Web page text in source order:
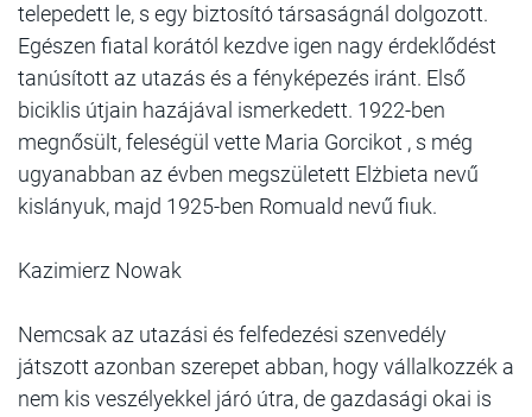
telepedett le, s egy biztosító társaságnál dolgozott.
Egészen fiatal korától kezdve igen nagy érdeklődést
tanúsított az utazás és a fényképezés iránt. Első
biciklis útjain hazájával ismerkedett. 1922-ben
megnősült, feleségül vette Maria Gorcikot , s még
ugyanabban az évben megszületett Elżbieta nevű
kislányuk, majd 1925-ben Romuald nevű fiuk.
Kazimierz Nowak
Nemcsak az utazási és felfedezési szenvedély
játszott azonban szerepet abban, hogy vállalkozzék a
nem kis veszélyekkel járó útra, de gazdasági okai is